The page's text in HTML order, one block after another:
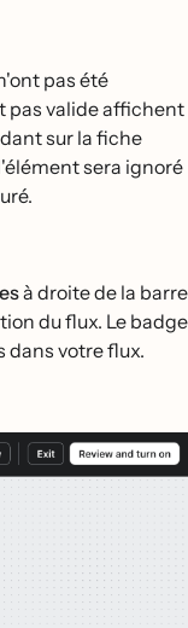
pas été
pas valide affichent
sur la fiche
sera ignoré
à droite de la barre
du flux. Le badge
dans votre flux.